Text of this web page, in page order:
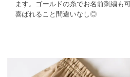
ます。ゴールドの糸でお名前刺繍も
喜ばれること間違いなし◎